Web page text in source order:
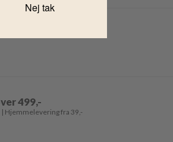
499,-
| Hjemmelevering fra 39,-
Nej tak